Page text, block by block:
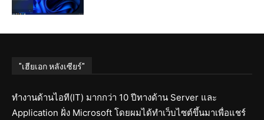
"เฮียเอก หลังเซียร์"
ทำงานด้านไอที(IT) มากกว่า 10 ปีทางด้าน Server และ
Application ฝั่ง Microsoft โดยผมได้ทำเว็บไซต์ขึ้นมาเพื่อแชร์